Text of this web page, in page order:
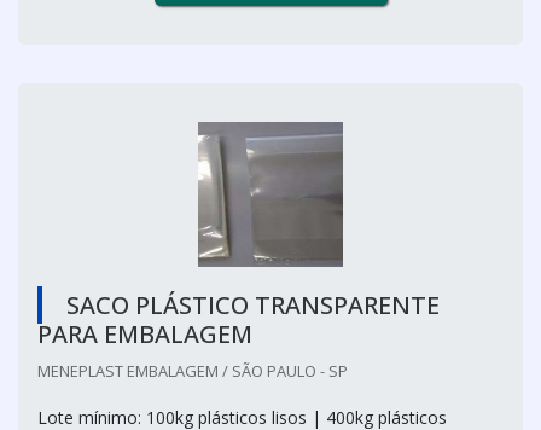
SACO PLÁSTICO TRANSPARENTE
PARA EMBALAGEM
MENEPLAST EMBALAGEM / SÃO PAULO - SP
Lote mínimo: 100kg plásticos lisos | 400kg plásticos